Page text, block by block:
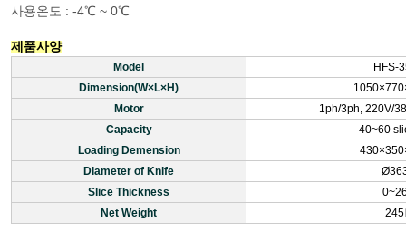
사용온도 : -4℃ ~ 0℃
제품사양
Model
HFS-
Dimension(W×L×H)
Motor
1ph/3ph, 220V/
Capacity
40~60
Loading Demension
Diameter of Knife
Slice Thickness
Net Weight
245